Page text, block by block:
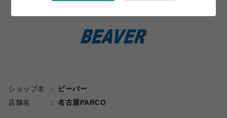
ショップ名
ビーバー
店舗名
名古屋PARCO